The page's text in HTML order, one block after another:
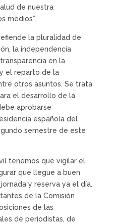
de nuestra
medios”.
la pluralidad de
la independencia
en la
el reparto de la
otros asuntos. Se trata
el desarrollo de la
aprobarse
española del
semestre de este
tenemos que vigilar el
que llegue a buen
y reserva ya el día.
de la Comisión
de las
de periodistas, de